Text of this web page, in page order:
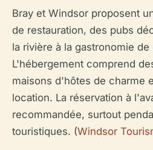
Bray et Windsor proposent
de restauration, des pubs
la rivière à la gastronomie
L'hébergement comprend
maisons d'hôtes de charme
location. La réservation à
recommandée, surtout
touristiques. (Windsor